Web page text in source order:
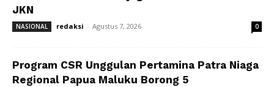
JKN
NASIONAL redaksi - Agustus 7, 2026 0
Program CSR Unggulan Pertamina Patra Niaga
Regional Papua Maluku Borong 5